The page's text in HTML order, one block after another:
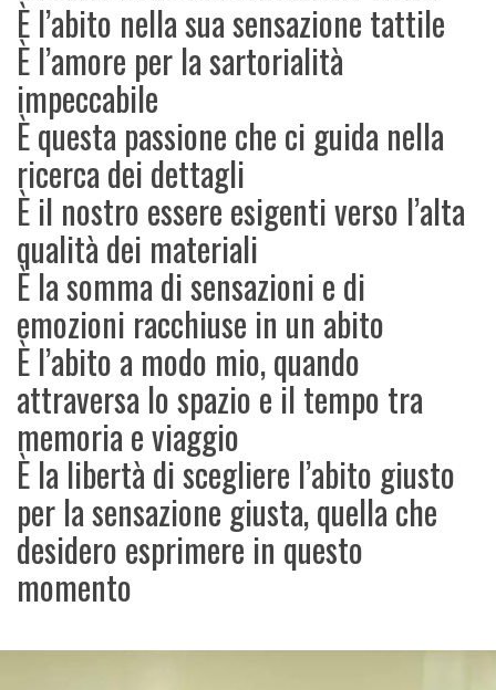
È l’abito nella sua sensazione tattile
È l’amore per la sartorialità
impeccabile
È questa passione che ci guida nella
ricerca dei dettagli
È il nostro essere esigenti verso l’alta
qualità dei materiali
È la somma di sensazioni e di
emozioni racchiuse in un abito
È l’abito a modo mio, quando
attraversa lo spazio e il tempo tra
memoria e viaggio
È la libertà di scegliere l’abito giusto
per la sensazione giusta, quella che
desidero esprimere in questo
momento